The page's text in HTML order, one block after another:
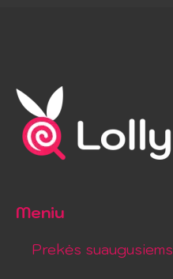
Meniu
Prekės suaugusiems